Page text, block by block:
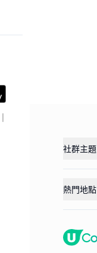
社群主題
熱門地點